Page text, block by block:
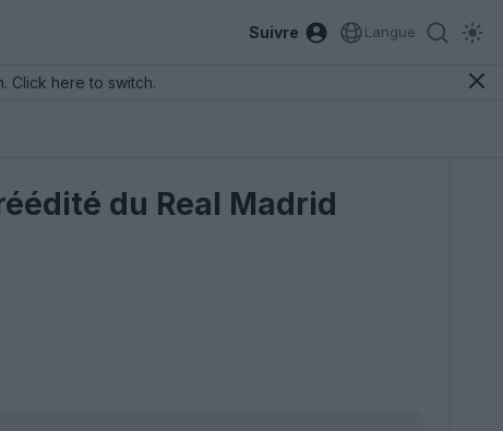
Suivre Langue
Click here to switch.
du Real Madrid